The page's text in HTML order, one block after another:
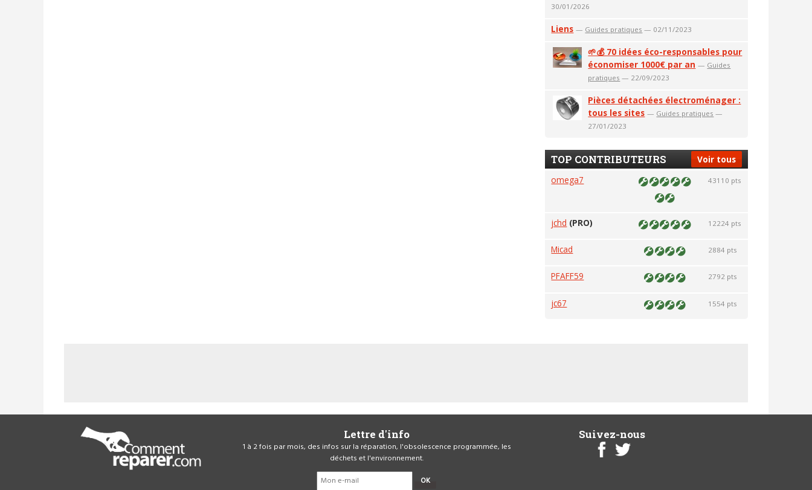
30/01/2026
Liens — Guides pratiques — 02/11/2023
🌱💰 70 idées éco-responsables pour
économiser 1000€ par an — Guides
pratiques — 22/09/2023
Pièces détachées électroménager :
tous les sites — Guides pratiques —
27/01/2023
Voir tous
TOP CONTRIBUTEURS
omega7 43110 pts
jchd (PRO) 12224 pts
Micad 2884 pts
PFAFF59 2792 pts
jc67 1554 pts
Lettre d'info
1 à 2 fois par mois, des infos sur la réparation, l'obsolescence programmée, les
déchets et l'environnement.
OK
Suivez-nous